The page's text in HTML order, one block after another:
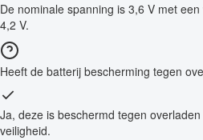
De nominale spanning is 3,6 V met
4,2 V.
Heeft de batterij bescherming tegen
Ja, deze is beschermd tegen
veiligheid.